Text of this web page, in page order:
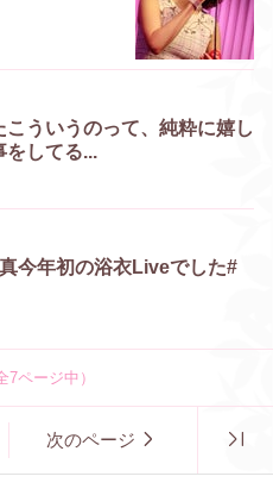
ういうのって、純粋に嬉し
をしてる...
今年初の浴衣Liveでした#
7ページ中）
次のページ